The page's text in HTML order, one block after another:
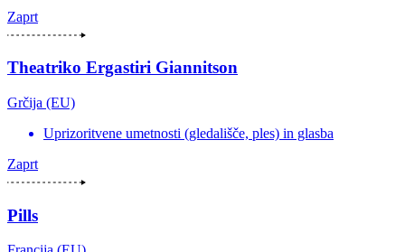
Zaprt
Theatriko Ergastiri Giannitson
Grčija (EU)
Uprizoritvene umetnosti (gledališče, ples) in glasba
Zaprt
Pills